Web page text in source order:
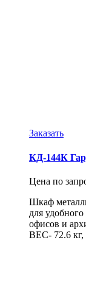
Заказать
КД-144К
Цена по
Шкаф
для
офисов и
ВЕС- 72.6 кг,